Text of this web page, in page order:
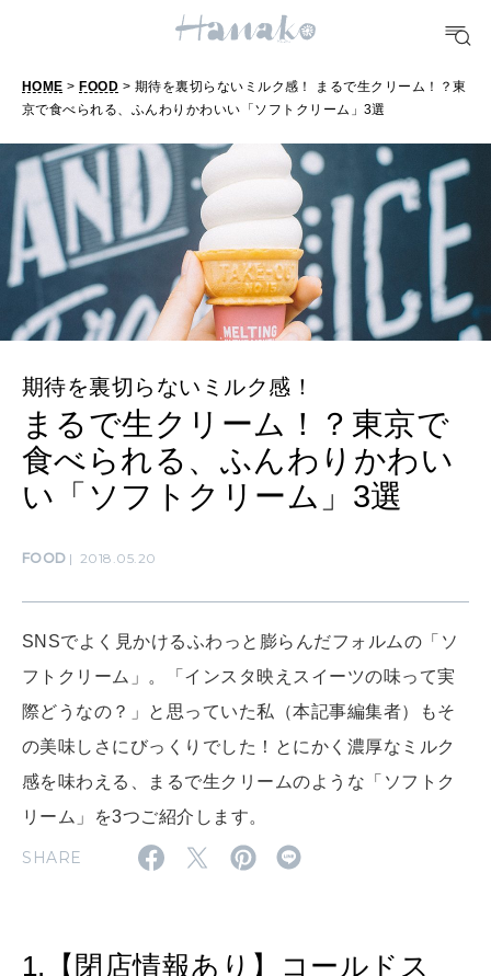
どこ行く？
FORTUNE
明日のわたし
[12星座別] Weekly Holoscope
[12星座別] Monthly Love Holoscope
算命学がわかる今月のあなた
HEALTH
自分にやさしく
LEARN
知る、考える
MAMA
CULTURE
自分を耕す
WORK&MONEY
いい人生って？
特集
HOME > FOOD > 期待を裏切らないミルク感！ まるで生クリーム！？東
京で食べられる、ふんわりかわいい「ソフトクリーム」3選
期待を裏切らないミルク感！
まるで生クリーム！？東京で
食べられる、ふんわりかわい
い「ソフトクリーム」3選
FOOD 2018.05.20
SNSでよく見かけるふわっと膨らんだフォルムの「ソ
フトクリーム」。「インスタ映えスイーツの味って実
際どうなの？」と思っていた私（本記事編集者）もそ
の美味しさにびっくりでした！とにかく濃厚なミルク
感を味わえる、まるで生クリームのような「ソフトク
リーム」を3つご紹介します。
SHARE
1.【閉店情報あり】コールドス